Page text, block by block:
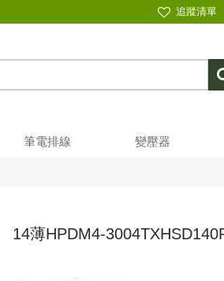
追蹤清單
筆電排線 變壓器
14薄HPDM4-